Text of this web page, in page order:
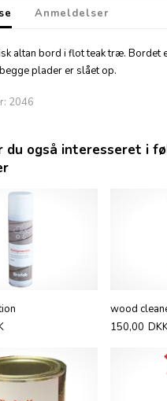
Anmeldelser
altan bord i flot teak træ. Bordet
plader er slået op.
2046
du også interesseret i
wood
150,00